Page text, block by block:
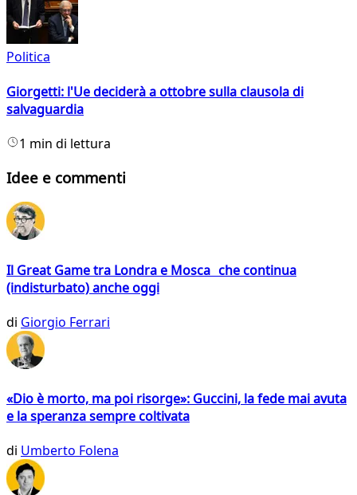
Politica
Giorgetti: l'Ue deciderà a ottobre sulla clausola di
salvaguardia
1 min di lettura
Idee e commenti
Il Great Game tra Londra e Mosca che continua
(indisturbato) anche oggi
di Giorgio Ferrari
«Dio è morto, ma poi risorge»: Guccini, la fede mai avuta
e la speranza sempre coltivata
di Umberto Folena